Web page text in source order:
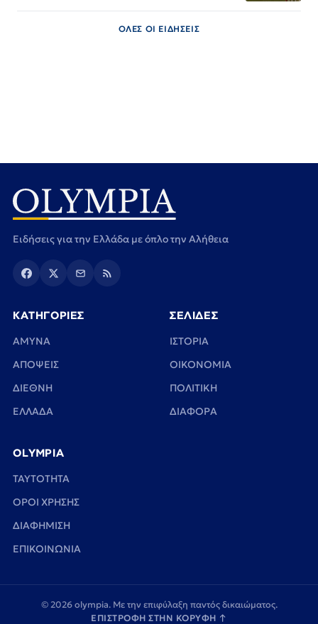
ΟΛΕΣ ΟΙ ΕΙΔΗΣΕΙΣ
Ειδήσεις για την Ελλάδα με όπλο την Αλήθεια
ΚΑΤΗΓΟΡΙΕΣ
ΑΜΥΝΑ
ΑΠΟΨΕΙΣ
ΔΙΕΘΝΗ
ΕΛΛΑΔΑ
ΣΕΛΙΔΕΣ
ΙΣΤΟΡΙΑ
ΟΙΚΟΝΟΜΙΑ
ΠΟΛΙΤΙΚΗ
ΔΙΑΦΟΡΑ
OLYMPIA
TAYTOTHTA
ΟΡΟΙ ΧΡΗΣΗΣ
ΔΙΑΦΗΜΙΣΗ
ΕΠΙΚΟΙΝΩΝΙΑ
© 2026 olympia. Με την επιφύλαξη παντός δικαιώματος.
ΕΠΙΣΤΡΟΦΗ ΣΤΗΝ ΚΟΡΥΦΗ ↑